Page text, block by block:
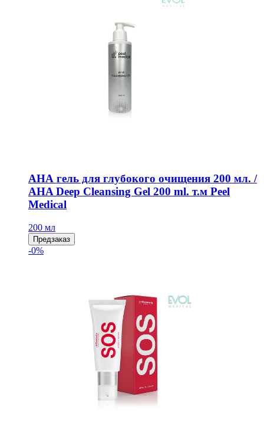
АНА гель для глубокого очищения 200 мл. /
AHA Deep Cleansing Gel 200 ml. т.м Peel
Medical
200 мл
Предзаказ
-0%